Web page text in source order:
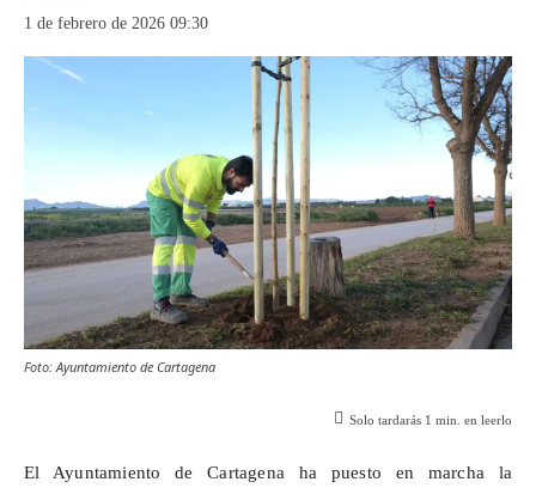
1 de febrero de 2026 09:30
Foto: Ayuntamiento de Cartagena
Solo tardarás 1 min. en leerlo
El Ayuntamiento de Cartagena ha puesto en marcha la